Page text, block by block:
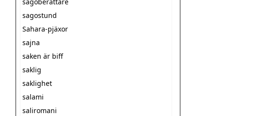
sagostund
Sahara-pjäxor
sajna
saken är biff
saklig
saklighet
salami
saliromani